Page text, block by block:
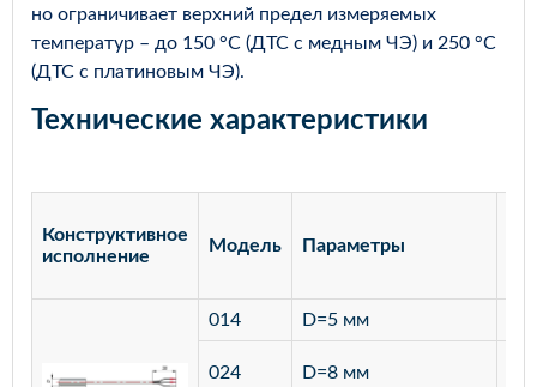
но ограничивает верхний предел измеряемых
температур – до 150 °С (ДТС с медным ЧЭ) и 250 °С
(ДТС с платиновым ЧЭ).
Технические характеристики
Конструктивное
исполнение
Модель Параметры
014 D=5 мм
024 D=8 мм